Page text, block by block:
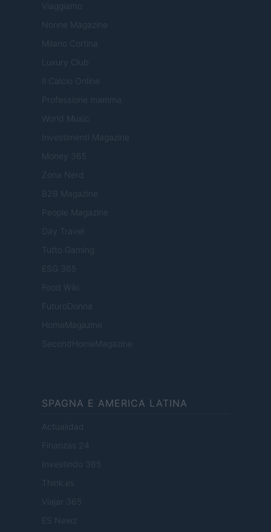
Viaggiamo
Nonne Magazine
Milano Cortina
Luxury Club
Il Calcio Online
Professione mamma
World Music
Investimenti Magazine
Money 365
Zona Nerd
B2B Magazine
People Magazine
Day Travel
Tutto Gaming
ESG 365
Food Wiki
FuturoDonna
HomeMagazine
SecondHomeMagazine
SPAGNA E AMERICA LATINA
Actualidad
Finanzas 24
Investindo 365
Think.es
Viajar 365
ES Newz